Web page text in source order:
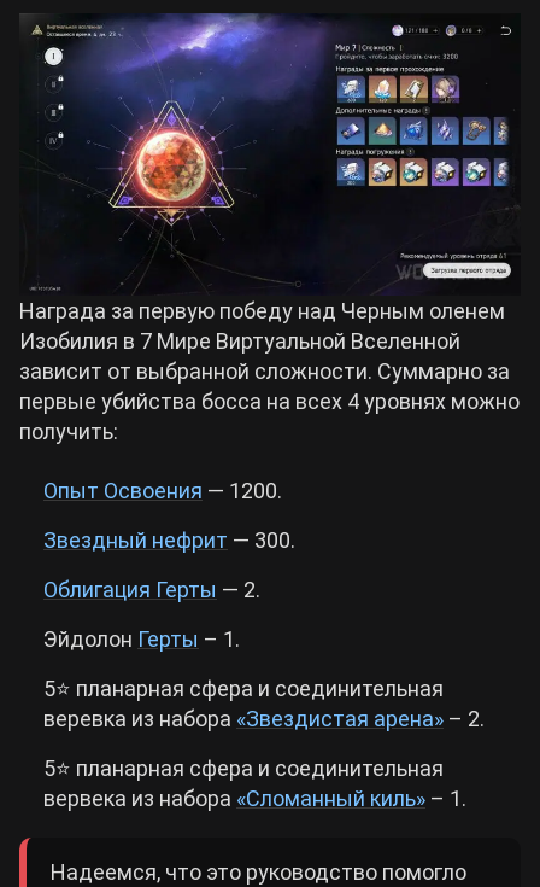
Награда за первую победу над Черным оленем
Изобилия в 7 Мире Виртуальной Вселенной
зависит от выбранной сложности. Суммарно за
первые убийства босса на всех 4 уровнях можно
получить:
Опыт Освоения — 1200.
Звездный нефрит — 300.
Облигация Герты — 2.
Эйдолон Герты – 1.
5⭐️ планарная сфера и соединительная
веревка из набора «Звездистая арена» – 2.
5⭐️ планарная сфера и соединительная
вервека из набора «Сломанный киль» – 1.
Надеемся, что это руководство помогло